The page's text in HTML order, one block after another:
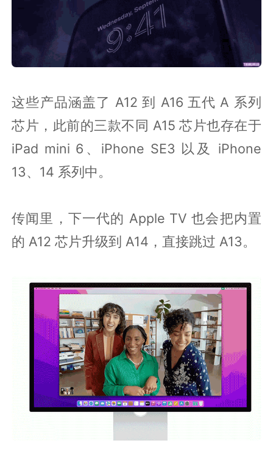
这些产品涵盖了 A12 到 A16 五代 A 系列
芯片，此前的三款不同 A15 芯片也存在于
iPad mini 6、iPhone SE3 以及 iPhone
13、14 系列中。
传闻里，下一代的 Apple TV 也会把内置
的 A12 芯片升级到 A14，直接跳过 A13。